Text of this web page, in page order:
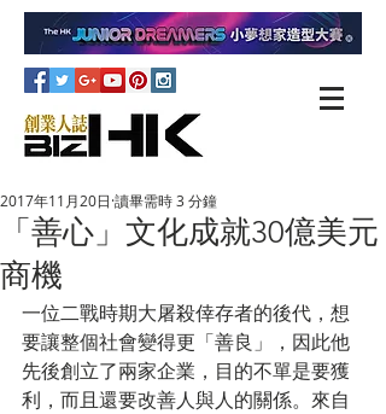
「善心」文化成就30億美元
商機
2017年11月20日 讀畢需時 3 分鐘
一位二戰時期大屠殺倖存者的後代，想
要讓整個社會變得更「善良」，因此他
先後創立了兩家企業，目的不單是要獲
利，而且還要改善人與人的關係。來自